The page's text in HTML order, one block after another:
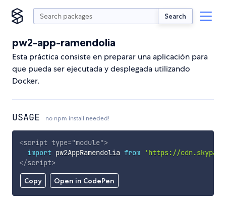
Search
pw2-app-ramendolia
Esta práctica consiste en preparar una aplicación para
que pueda ser ejecutada y desplegada utilizando
Docker.
USAGE no npm install needed!
Copy Open in CodePen
<script type="module">
import pw2AppRamendolia from
'https://
</script>